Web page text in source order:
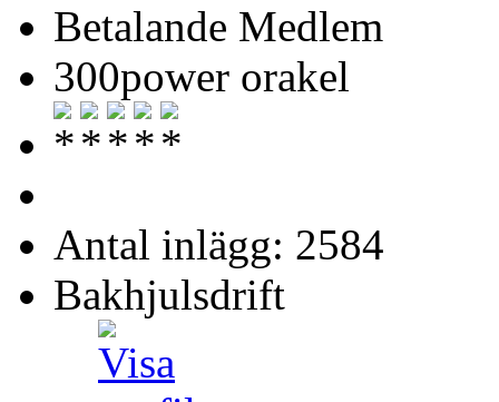
Betalande Medlem
300power orakel
Antal inlägg: 2584
Bakhjulsdrift